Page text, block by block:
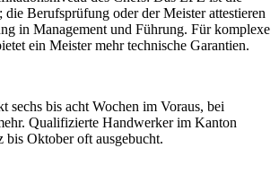
Berufsprüfung oder der Meister attestieren
in Management und Führung. Für komplexe
ein Meister mehr technische Garantien.
sechs bis acht Wochen im Voraus, bei
Qualifizierte Handwerker im Kanton
bis Oktober oft ausgebucht.